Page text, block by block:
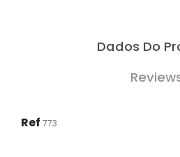
Dados Do
Ref 773